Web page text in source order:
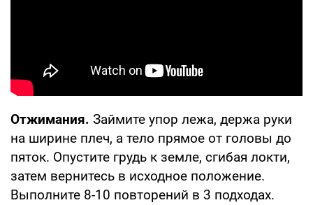
Отжимания. Займите упор лежа, держа руки
на ширине плеч, а тело прямое от головы до
пяток. Опустите грудь к земле, сгибая локти,
затем вернитесь в исходное положение.
Выполните 8-10 повторений в 3 подходах.